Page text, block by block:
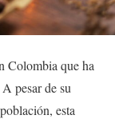
Colombia que ha
pesar de su
esta